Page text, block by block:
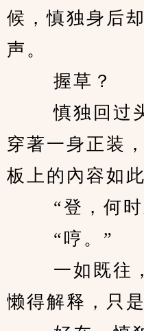
候，慎独身后
声。
握草？
慎独回过头
穿著一身正装
板上的內容如
“登，何时
“哼。”
一如既往，
懒得解释，只